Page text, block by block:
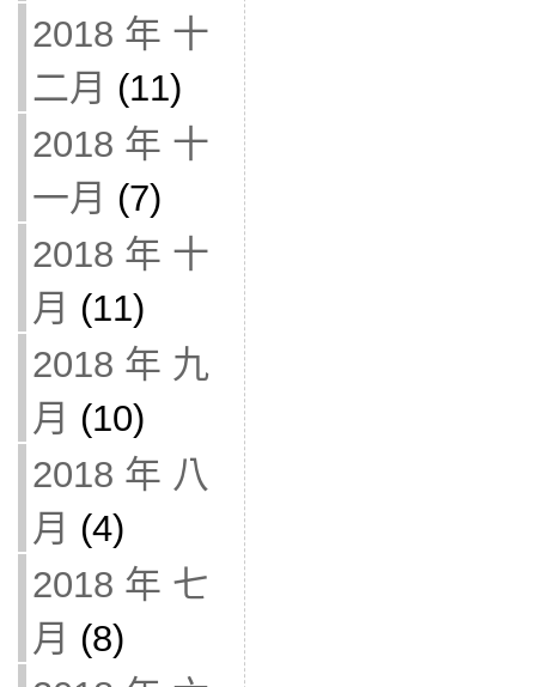
2018 年 十
二月 (11)
2018 年 十
一月 (7)
2018 年 十
月 (11)
2018 年 九
月 (10)
2018 年 八
月 (4)
2018 年 七
月 (8)